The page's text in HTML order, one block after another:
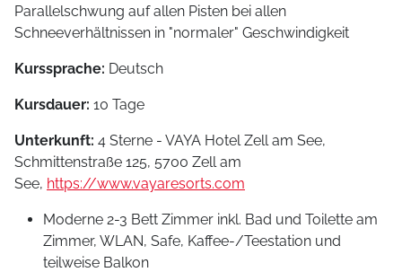
Parallelschwung auf allen Pisten bei allen
Schneeverhältnissen in "normaler" Geschwindigkeit
Kurssprache: Deutsch
Kursdauer: 10 Tage
Unterkunft: 4 Sterne - VAYA Hotel Zell am See,
Schmittenstraße 125, 5700 Zell am
See, https://www.vayaresorts.com
Moderne 2-3 Bett Zimmer inkl. Bad und Toilette am
Zimmer, WLAN, Safe, Kaffee-/Teestation und
teilweise Balkon